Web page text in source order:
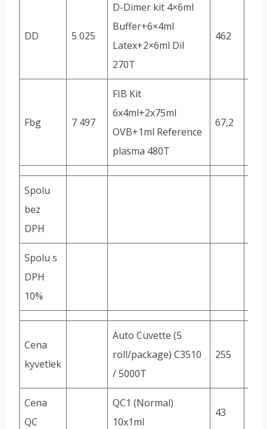
DD 5 025
D-Dimer kit 4×6ml
Buffer+6×4ml
Latex+2×6ml Dil
270T
462
Fbg 7 497
FIB Kit
6x4ml+2x75ml
OVB+1ml Reference
plasma 480T
67,2
Spolu
bez
DPH
Spolu s
DPH
10%
Cena
kyvetiek
Auto Cuvette (5
roll/package) C3510
/ 5000T
255
Cena
QC
QC1 (Normal)
10x1ml
43